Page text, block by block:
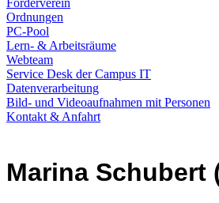
Ordnungen
PC-Pool
Lern- & Arbeitsräume
Webteam
Service Desk der Campus IT
Datenverarbeitung
Bild- und Videoaufnahmen mit Personen
Kontakt & Anfahrt
Marina Schubert